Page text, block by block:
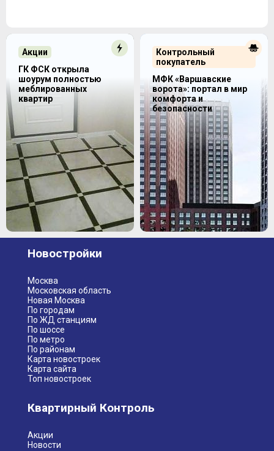
Контрольный
покупатель
МФК «Варшавские
ворота»: портал в мир
комфорта и
безопасности
Акции
ГК ФСК открыла
шоурум полностью
меблированных
квартир
Новостройки
Москва
Московская область
Новая Москва
По городам
По ЖД станциям
По шоссе
По метро
По районам
Карта новостроек
Карта сайта
Топ новостроек
Квартирный Контроль
Акции
Новости